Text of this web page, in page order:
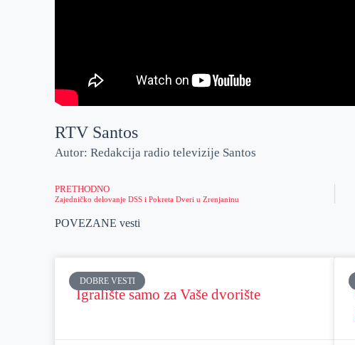
RTV Santos
Autor: Redakcija radio televizije Santos
PRETHODNO
Zajedničko delovanje DSS i Pokreta Dveri u Zrenjaninu
POVEZANE vesti
DOBRE VESTI
Igralište samo za Vaše dvorište